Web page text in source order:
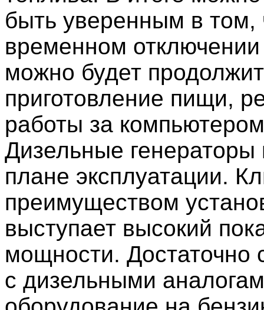
быть уверенным в том,
временном отключении
можно будет
приготовление пищи,
работы за
Дизельные генераторы
плане эксплуатации.
преимуществом
выступает высокий
мощности. Достаточно
с дизельными